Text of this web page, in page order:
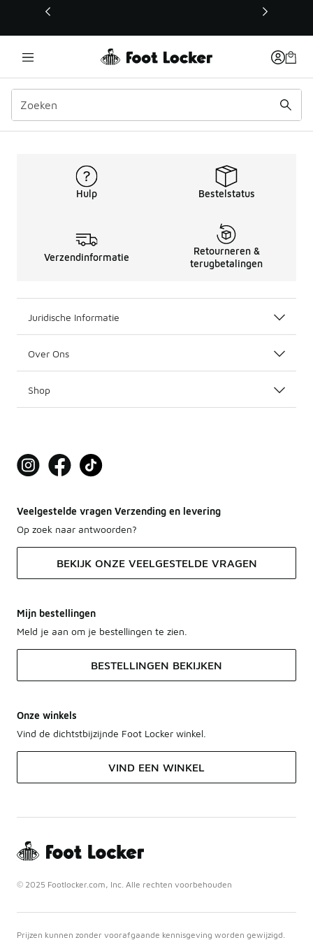
Deze link wordt geopend in een nieuw venster
Kinderen sporttruien
Hulp Bestelstatus
Verzendinformatie
Retourneren &
terugbetalingen
Juridische Informatie
Over Ons
Shop
Veelgestelde vragen Verzending en levering
Op zoek naar antwoorden?
BEKIJK ONZE VEELGESTELDE VRAGEN
Mijn bestellingen
Meld je aan om je bestellingen te zien.
BESTELLINGEN BEKIJKEN
Onze winkels
Vind de dichtstbijzijnde Foot Locker winkel.
VIND EEN WINKEL
© 2025 Footlocker.com, Inc. Alle rechten voorbehouden
Prijzen kunnen zonder voorafgaande kennisgeving worden gewijzigd.